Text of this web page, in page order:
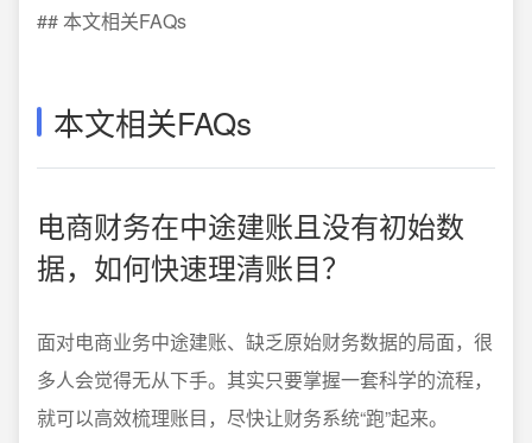
## 本文相关FAQs
本文相关FAQs
电商财务在中途建账且没有初始数
据，如何快速理清账目？
面对电商业务中途建账、缺乏原始财务数据的局面，很
多人会觉得无从下手。其实只要掌握一套科学的流程，
就可以高效梳理账目，尽快让财务系统“跑”起来。